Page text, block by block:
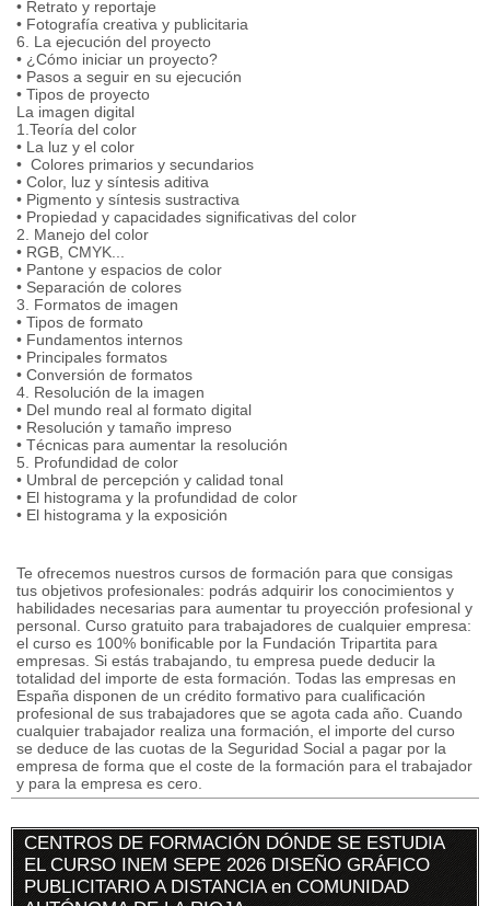
• Retrato y reportaje
• Fotografía creativa y publicitaria
6. La ejecución del proyecto
• ¿Cómo iniciar un proyecto?
• Pasos a seguir en su ejecución
• Tipos de proyecto
La imagen digital
1.Teoría del color
• La luz y el color
• Colores primarios y secundarios
• Color, luz y síntesis aditiva
• Pigmento y síntesis sustractiva
• Propiedad y capacidades significativas del color
2. Manejo del color
• RGB, CMYK...
• Pantone y espacios de color
• Separación de colores
3. Formatos de imagen
• Tipos de formato
• Fundamentos internos
• Principales formatos
• Conversión de formatos
4. Resolución de la imagen
• Del mundo real al formato digital
• Resolución y tamaño impreso
• Técnicas para aumentar la resolución
5. Profundidad de color
• Umbral de percepción y calidad tonal
• El histograma y la profundidad de color
• El histograma y la exposición
Te ofrecemos nuestros cursos de formación para que consigas
tus objetivos profesionales: podrás adquirir los conocimientos y
habilidades necesarias para aumentar tu proyección profesional y
personal. Curso gratuito para trabajadores de cualquier empresa:
el curso es 100% bonificable por la Fundación Tripartita para
empresas. Si estás trabajando, tu empresa puede deducir la
totalidad del importe de esta formación. Todas las empresas en
España disponen de un crédito formativo para cualificación
profesional de sus trabajadores que se agota cada año. Cuando
cualquier trabajador realiza una formación, el importe del curso
se deduce de las cuotas de la Seguridad Social a pagar por la
empresa de forma que el coste de la formación para el trabajador
y para la empresa es cero.
CENTROS DE FORMACIÓN DÓNDE SE ESTUDIA
EL CURSO INEM SEPE 2026 DISEÑO GRÁFICO
PUBLICITARIO A DISTANCIA en COMUNIDAD